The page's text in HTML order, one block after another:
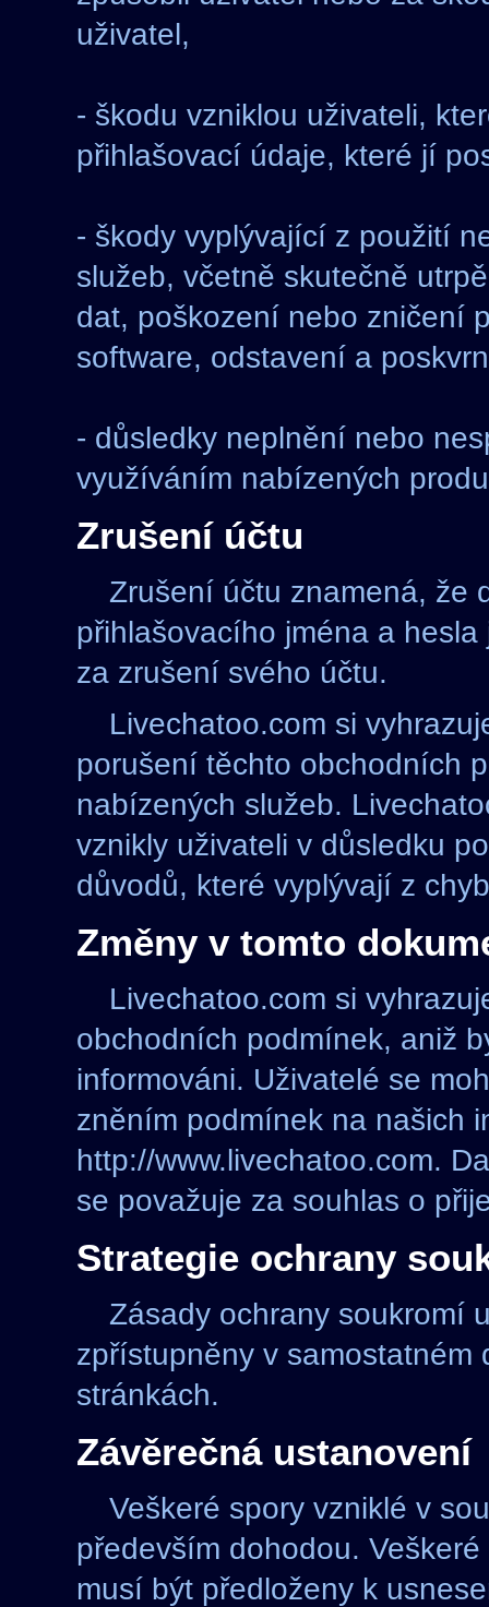
uživatel,
- škodu vzniklou uživateli,
přihlašovací údaje, které jí
- škody vyplývající z použití
služeb, včetně skutečně
dat, poškození nebo zničení
software, odstavení a
- důsledky neplnění nebo
využíváním nabízených
Zrušení účtu
Zrušení účtu znamená, že
přihlašovacího jména a
za zrušení svého účtu.
Livechatoo.com si
porušení těchto obchodních
nabízených služeb.
vznikly uživateli v důsledku
důvodů, které vyplývají z
Změny v tomto
Livechatoo.com si
obchodních podmínek, aniž
informováni. Uživatelé se
zněním podmínek na našich
http://www.livechatoo.com.
se považuje za souhlas o
Strategie ochrany
Zásady ochrany soukromí
zpřístupněny v samostatném
stránkách.
Závěrečná ustanovení
Veškeré spory vzniklé v
především dohodou.
musí být předloženy k